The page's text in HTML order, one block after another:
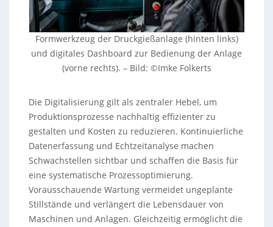
Formwerkzeug der Druckgießanlage (hinten links)
und digitales Dashboard zur Bedienung der Anlage
(vorne rechts). – Bild: ©Imke Folkerts
Die Digitalisierung gilt als zentraler Hebel, um
Produktionsprozesse nachhaltig effizienter zu
gestalten und Kosten zu reduzieren. Kontinuierliche
Datenerfassung und Echtzeitanalyse machen
Schwachstellen sichtbar und schaffen die Basis für
eine systematische Prozessoptimierung.
Vorausschauende Wartung vermeidet ungeplante
Stillstände und verlängert die Lebensdauer von
Maschinen und Anlagen. Gleichzeitig ermöglicht die